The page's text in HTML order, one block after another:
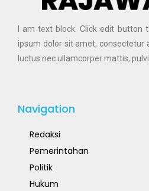
I am text block. Click edit button
ipsum dolor sit amet, consectetur
luctus nec ullamcorper mattis,
Navigation
Redaksi
Pemerintahan
Politik
Hukum